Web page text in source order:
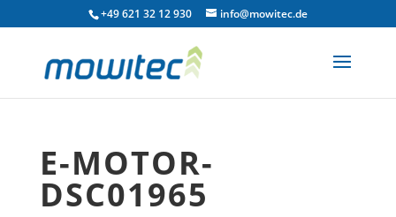
+49 621 32 12 930 info@mowitec.de
E-MOTOR-
DSC01965